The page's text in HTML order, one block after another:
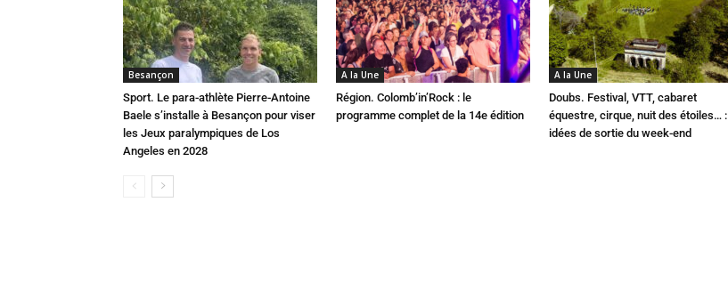
Besançon
Sport. Le para-athlète Pierre-Antoine
Baele s’installe à Besançon pour viser
les Jeux paralympiques de Los
Angeles en 2028
A la Une
Région. Colomb’in’Rock : le
programme complet de la 14e édition
A la Une
Doubs. Festival, VTT, cabaret
équestre, cirque, nuit des étoiles… :
idées de sortie du week-end